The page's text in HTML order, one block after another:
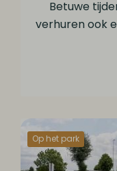
Betuwe
verhuren ook
Op het park